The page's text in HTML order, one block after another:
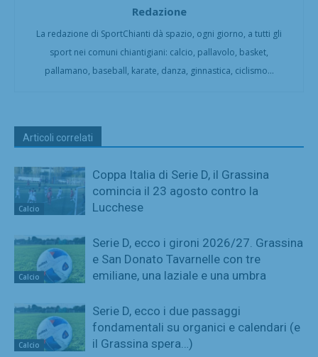
Redazione
La redazione di SportChianti dà spazio, ogni giorno, a tutti gli
sport nei comuni chiantigiani: calcio, pallavolo, basket,
pallamano, baseball, karate, danza, ginnastica, ciclismo...
Articoli correlati
Calcio
Coppa Italia di Serie D, il Grassina
comincia il 23 agosto contro la
Lucchese
Calcio
Serie D, ecco i gironi 2026/27. Grassina
e San Donato Tavarnelle con tre
emiliane, una laziale e una umbra
Calcio
Serie D, ecco i due passaggi
fondamentali su organici e calendari (e
il Grassina spera…)